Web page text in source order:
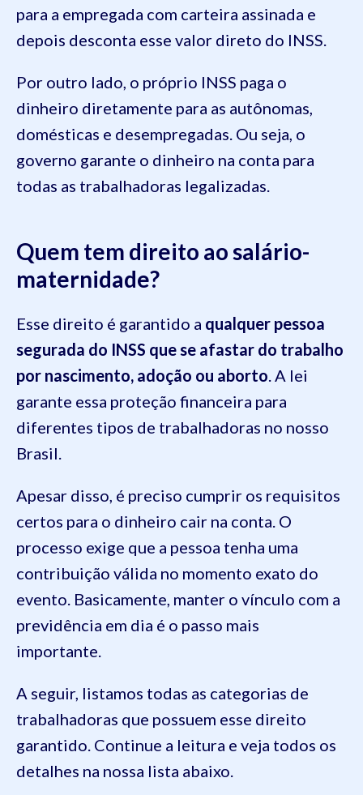
para a empregada com carteira assinada e
depois desconta esse valor direto do INSS.
Por outro lado, o próprio INSS paga o
dinheiro diretamente para as autônomas,
domésticas e desempregadas. Ou seja, o
governo garante o dinheiro na conta para
todas as trabalhadoras legalizadas.
Quem tem direito ao salário-
maternidade?
Esse direito é garantido a qualquer pessoa
segurada do INSS que se afastar do trabalho
por nascimento, adoção ou aborto. A lei
garante essa proteção financeira para
diferentes tipos de trabalhadoras no nosso
Brasil.
Apesar disso, é preciso cumprir os requisitos
certos para o dinheiro cair na conta. O
processo exige que a pessoa tenha uma
contribuição válida no momento exato do
evento. Basicamente, manter o vínculo com a
previdência em dia é o passo mais
importante.
A seguir, listamos todas as categorias de
trabalhadoras que possuem esse direito
garantido. Continue a leitura e veja todos os
detalhes na nossa lista abaixo.